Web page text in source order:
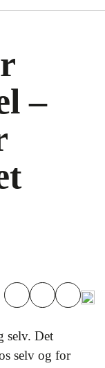
–
selv. Det
selv og for